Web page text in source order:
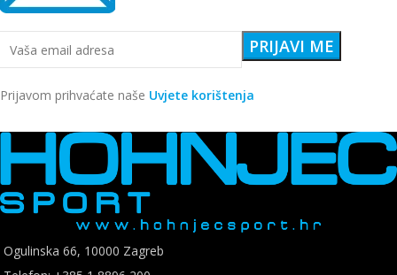
Prijavom prihvaćate naše Uvjete korištenja
Ogulinska 66, 10000 Zagreb